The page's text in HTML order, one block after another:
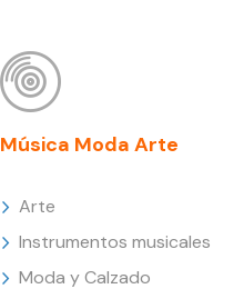
Música Moda Arte
Arte
Instrumentos musicales
Moda y Calzado